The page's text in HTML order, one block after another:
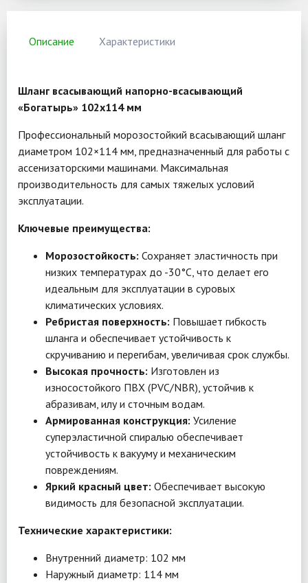
Описание Характеристики
Шланг всасывающий напорно-всасывающий
«Богатырь» 102x114 мм
Профессиональный морозостойкий всасывающий шланг
диаметром 102×114 мм, предназначенный для работы с
ассенизаторскими машинами. Максимальная
производительность для самых тяжелых условий
эксплуатации.
Ключевые преимущества:
Морозостойкость: Сохраняет эластичность при
низких температурах до -30°C, что делает его
идеальным для эксплуатации в суровых
климатических условиях.
Ребристая поверхность: Повышает гибкость
шланга и обеспечивает устойчивость к
скручиванию и перегибам, увеличивая срок службы.
Высокая прочность: Изготовлен из
износостойкого ПВХ (PVC/NBR), устойчив к
абразивам, илу и сточным водам.
Армированная конструкция: Усиление
суперэластичной спиралью обеспечивает
устойчивость к вакууму и механическим
повреждениям.
Яркий красный цвет: Обеспечивает высокую
видимость для безопасной эксплуатации.
Технические характеристики:
Внутренний диаметр: 102 мм
Наружный диаметр: 114 мм